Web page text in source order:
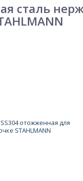
сталь